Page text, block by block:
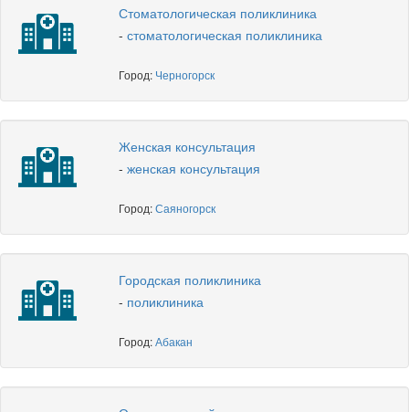
Стоматологическая поликлиника
- стоматологическая поликлиника
Город: Черногорск
Женская консультация
- женская консультация
Город:Саяногорск
Городская поликлиника
- поликлиника
Город:Абакан